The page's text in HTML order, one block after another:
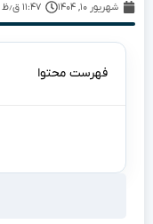
شهریور ۱۰, ۱۴۰۴ ۱۱:۴۷ ق٫ظ
فهرست محتوا